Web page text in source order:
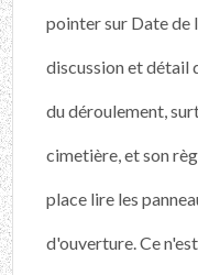
pointer sur Date de
discussion et détail
du déroulement,
cimetière, et son
place lire les
d'ouverture. Ce